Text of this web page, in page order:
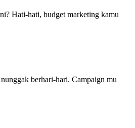
Hati-hati, budget marketing kamu
berhari-hari. Campaign mu